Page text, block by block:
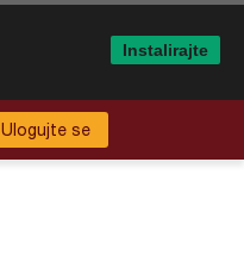
Ulogujte se
Instalirajte